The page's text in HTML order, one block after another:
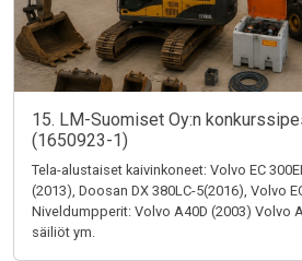
15. LM-Suomiset Oy:n
(1650923-1)
Tela-alustaiset kaivinkoneet: Volvo EC
(2013), Doosan DX 380LC-5(2016), Volvo
Niveldumpperit: Volvo A40D (2003) Volvo
säiliöt ym.